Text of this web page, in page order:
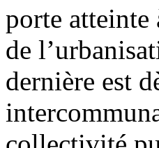
porte
de
dernière est